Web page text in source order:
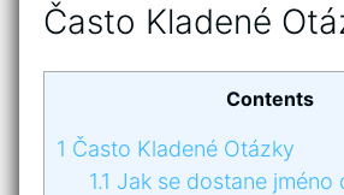
Často Kladené
Contents
1 Často Kladené Otázky
1.1 Jak se dostane jméno